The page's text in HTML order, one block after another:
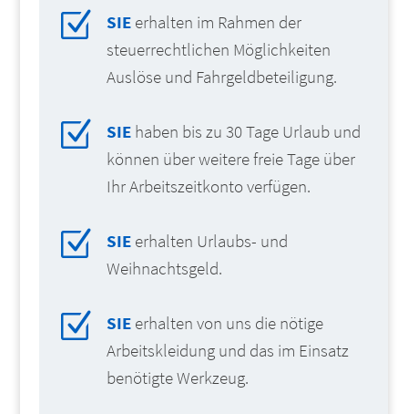
Z SIE erhalten im Rahmen der
steuerrechtlichen Möglichkeiten
Auslöse und Fahrgeldbeteiligung.
Z SIE haben bis zu 30 Tage Urlaub und
können über weitere freie Tage über
Ihr Arbeitszeitkonto verfügen.
Z SIE erhalten Urlaubs- und
Weihnachtsgeld.
Z SIE erhalten von uns die nötige
Arbeitskleidung und das im Einsatz
benötigte Werkzeug.